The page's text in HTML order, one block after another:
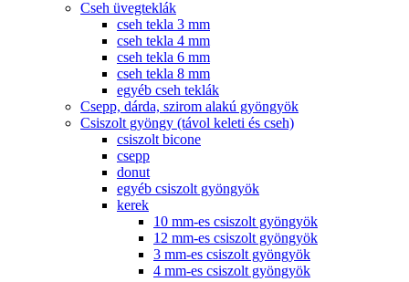
Cseh üvegteklák
cseh tekla 3 mm
cseh tekla 4 mm
cseh tekla 6 mm
cseh tekla 8 mm
egyéb cseh teklák
Csepp, dárda, szirom alakú gyöngyök
Csiszolt gyöngy (távol keleti és cseh)
csiszolt bicone
csepp
donut
egyéb csiszolt gyöngyök
kerek
10 mm-es csiszolt gyöngyök
12 mm-es csiszolt gyöngyök
3 mm-es csiszolt gyöngyök
4 mm-es csiszolt gyöngyök